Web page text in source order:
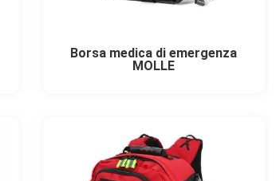
Borsa medica di emergenza
MOLLE